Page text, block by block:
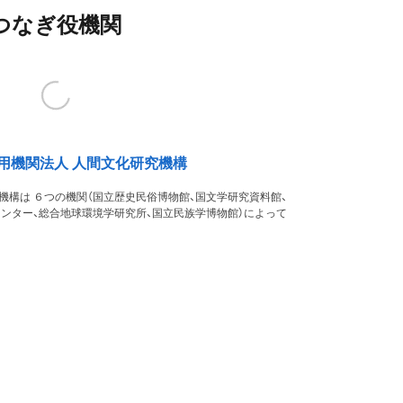
なぎ役機関
機関法人 人間文化研究機構
は ６つの機関（国立歴史民俗博物館、国文学研究資料館、
ター、総合地球環境学研究所、国立民族学博物館）によって